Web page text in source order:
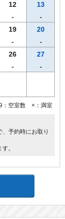
12
-
13
-
19
-
20
-
26
-
27
-
：空室数 ×：満室
予約時にお取り
。